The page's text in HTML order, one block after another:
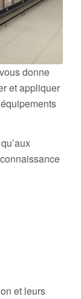
vous donne
et appliquer
et leurs